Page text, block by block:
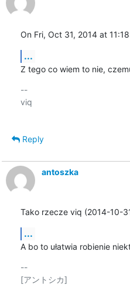
On Fri, Oct 31, 2014 at
...
Z tego co wiem to nie,
--
viq
Reply
antoszka
Tako rzecze viq (2014-10-
...
A bo to ułatwia robienie
--
[アントシカ]